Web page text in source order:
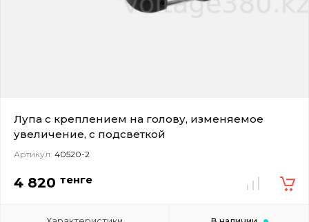
Лупа с креплением на голову, изменяемое
увеличение, с подсветкой
Артикул: 40520-2
4 820 тенге